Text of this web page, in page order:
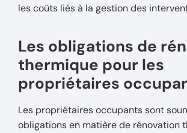
les coûts liés à la gestion des
Les obligations de
thermique pour les
propriétaires
Les propriétaires occupants sont
obligations en matière de rénovation